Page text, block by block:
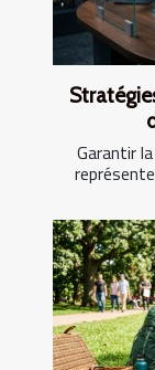
Garantir